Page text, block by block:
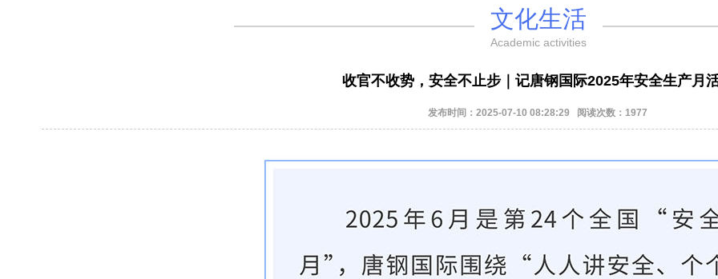
文化生活
Academic activities
收官不收势，安全不止步｜记唐钢国际2025年安全生产月
发布时间：2025-07-10 08:28:29 阅读次数：1977